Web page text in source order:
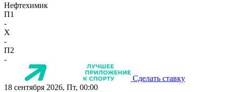
Нефтехимик
П1
-
X
-
П2
-
Сделать ставку
18 сентября 2026, Пт, 00:00